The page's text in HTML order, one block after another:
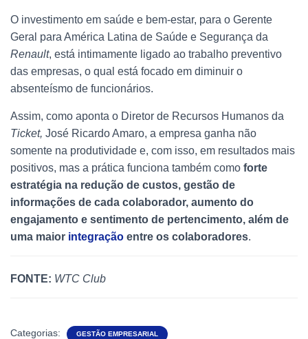
O investimento em saúde e bem-estar, para o Gerente
Geral para América Latina de Saúde e Segurança da
Renault, está intimamente ligado ao trabalho preventivo
das empresas, o qual está focado em diminuir o
absenteísmo de funcionários.
Assim, como aponta o Diretor de Recursos Humanos da
Ticket, José Ricardo Amaro, a empresa ganha não
somente na produtividade e, com isso, em resultados mais
positivos, mas a prática funciona também como forte
estratégia na redução de custos, gestão de
informações de cada colaborador, aumento do
engajamento e sentimento de pertencimento, além de
uma maior integração entre os colaboradores.
FONTE: WTC Club
Categorias: GESTÃO EMPRESARIAL